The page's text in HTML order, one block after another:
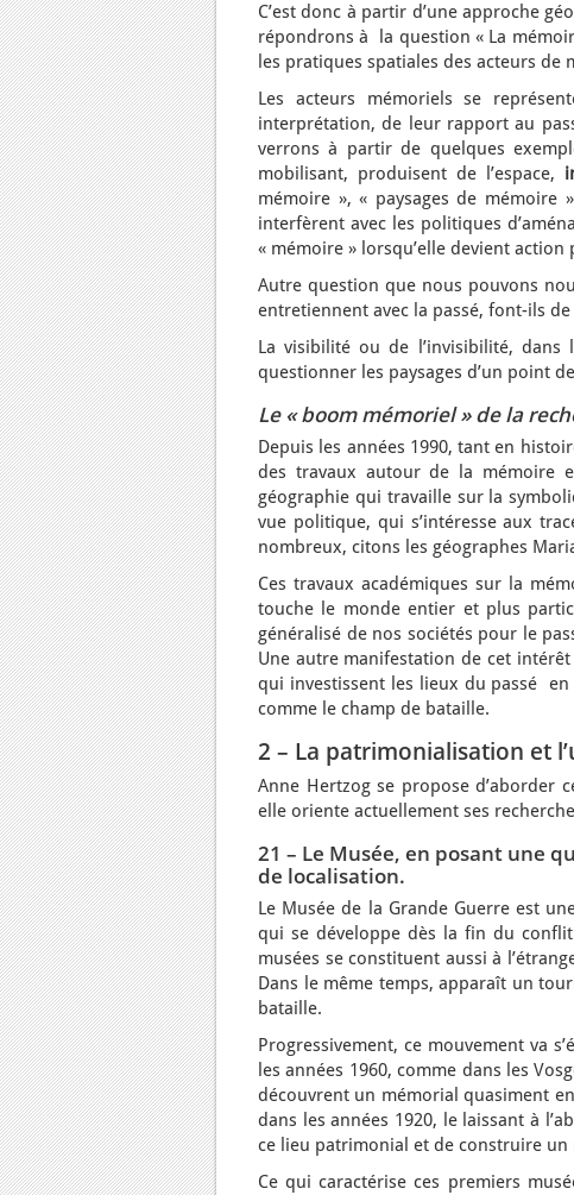
C’est donc à partir d’une approche
répondrons à la question « La
les pratiques spatiales des acteurs de
Les acteurs mémoriels se
interprétation, de leur rapport au
verrons à partir de quelques
mobilisant, produisent de l’espace,
mémoire », « paysages de
interfèrent avec les politiques
« mémoire » lorsqu’elle devient
Autre question que nous pouvons
entretiennent avec la passé, font-ils
La visibilité ou de l’invisibilité, dans
questionner les paysages d’un point
Le « boom mémoriel » de la
Depuis les années 1990, tant en
des travaux autour de la mémoire
géographie qui travaille sur la
vue politique, qui s’intéresse aux
nombreux, citons les géographes
Ces travaux académiques sur la
touche le monde entier et plus
généralisé de nos sociétés pour le
Une autre manifestation de cet
qui investissent les lieux du passé
comme le champ de bataille.
2 – La patrimonialisation et
Anne Hertzog se propose d’aborder
elle oriente actuellement ses
21 – Le Musée, en posant une
de localisation.
Le Musée de la Grande Guerre est
qui se développe dès la fin du
musées se constituent aussi à
Dans le même temps, apparaît un
bataille.
Progressivement, ce mouvement va
les années 1960, comme dans les
découvrent un mémorial quasiment
dans les années 1920, le laissant à
ce lieu patrimonial et de construire un
Ce qui caractérise ces premiers